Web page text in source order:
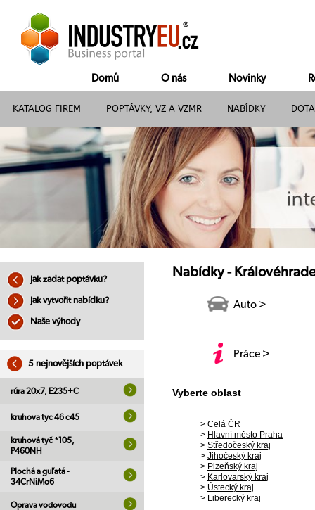
Domů O nás Novinky
KATALOG FIREM POPTÁVKY, VZ A VZMR NABÍDKY
Jak zadat poptávku?
Jak vytvořit nabídku?
Naše výhody
5 nejnovějších poptávek
rúra 20x7, E235+C
kruhova tyc 46 c45
kruhová tyč *105,
P460NH
Plochá a guľatá -
34CrNiMo6
Oprava vodovodu
Nabídky -
Auto >
Práce >
Vyberte oblast
> Celá ČR
> Hlavní město Praha
> Středočeský kraj
> Jihočeský kraj
> Plzeňský kraj
> Karlovarský kraj
> Ústecký kraj
> Liberecký kraj